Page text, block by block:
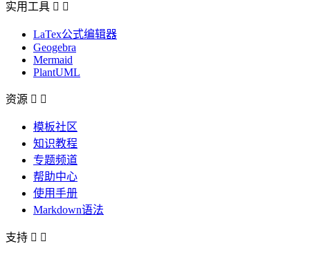
实用工具  
LaTex公式编辑器
Geogebra
Mermaid
PlantUML
资源  
模板社区
知识教程
专题频道
帮助中心
使用手册
Markdown语法
支持  